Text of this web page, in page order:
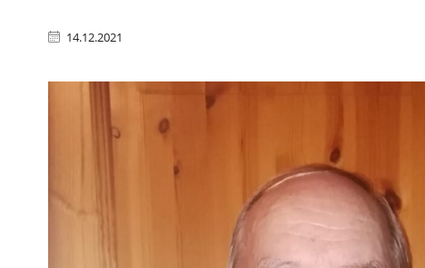
14.12.2021